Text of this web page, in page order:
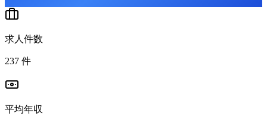
求人件数
237 件
平均年収